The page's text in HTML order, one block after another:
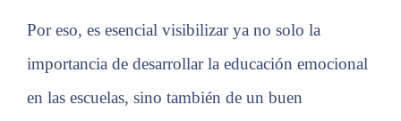
Por eso, es esencial visibilizar ya no solo la
importancia de desarrollar la educación emocional
en las escuelas, sino también de un buen